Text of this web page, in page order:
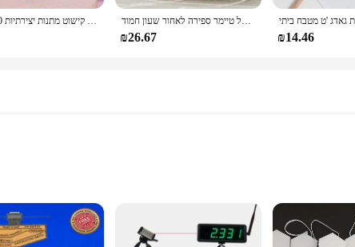
1/2/3/5/10 דקה מקלחת טיימר שן צחצוח פלסטיק שעון חול זכוכית שעון שולחן עבודה קישוט מתנות יצירתיות מגנט מטבח לבשל טיימר ספירה לאחור שעון חמוד Cartoon עוגת סטופר 60 דקה אפיית מטבח גאדג 'ט סיטונאי
₪26.67 ₪14.46